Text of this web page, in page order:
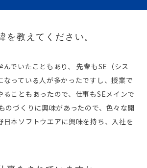
を教えてください。
でいたこともあり、 先輩もSE（シス
なっている人が多かったですし、授業で
ることもあったので、仕事もSEメインで
のづくりに興味があったので、色々な開
日本ソフトウエアに興味を持ち、入社を